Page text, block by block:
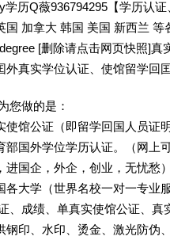
学历Q薇936794295【学历认
国 加拿大 韩国 美国 新西兰 等
[删除请点击网页快照]
外真实学位认证、使馆留学回
做的是：
馆公证（即留学回国人员证
国外学位学历认证。（网上
进国企，外企，创业，无忧愁
大学（世界名校一对一专业
、成绩、单真实使馆公证、真
印、水印、烫金、激光防伪